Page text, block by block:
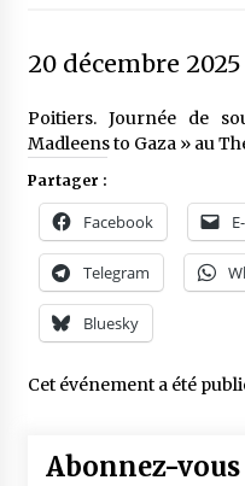
20 décembre 2025
Poitiers. Journée de
Madleens to Gaza » au
Partager :
Facebook
Telegram
Bluesky
Cet événement a été
Abonnez-vous